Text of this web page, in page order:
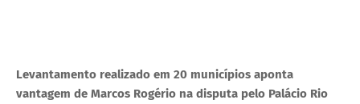
Levantamento realizado em 20 municípios aponta
vantagem de Marcos Rogério na disputa pelo Palácio Rio